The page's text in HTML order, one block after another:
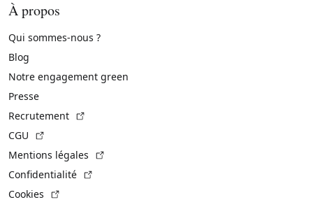
À propos
Qui sommes-nous ?
Blog
Notre engagement green
Presse
Recrutement
CGU
Mentions légales
Confidentialité
Cookies